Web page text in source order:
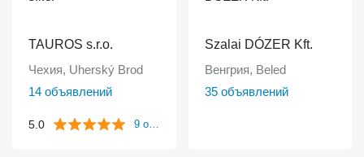
TAUROS s.r.o.
Чехия, Uherský Brod
14 объявлений
5.0 9 отзывов
Szalai DÓZER Kft.
Венгрия, Beled
35 объявлений